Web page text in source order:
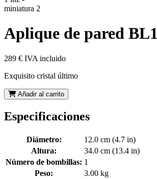
Aplique de pared
289 € IVA incluido
Exquisito cristal último
Añadir al carrito
Especificaciones
Diámetro:
12.0 cm (4.7 in)
Altura:
34.0 cm (13.4 in)
Número de bombillas: 1
Peso:
3.00 kg